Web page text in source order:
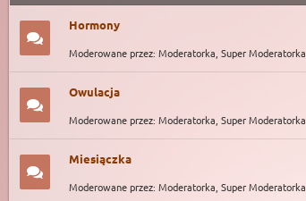
Hormony
Moderowane przez: Moderatorka, Super Moderatorka
Owulacja
Moderowane przez: Moderatorka, Super Moderatorka
Miesiączka
Moderowane przez: Moderatorka, Super Moderatorka